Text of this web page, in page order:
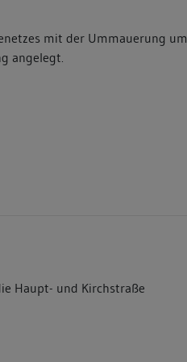
mit der Ummauerung um
angelegt.
Haupt- und Kirchstraße